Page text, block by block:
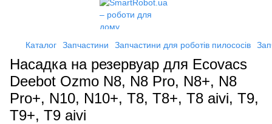
Каталог Запчастини Запчастини для роботів пилососів
Насадка на резервуар для Ecovacs
Deebot Ozmo N8, N8 Pro, N8+, N8
Pro+, N10, N10+, T8, T8+, T8 aivi, T9,
T9+, T9 aivi